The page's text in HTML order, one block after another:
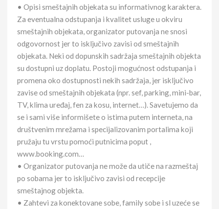
• Opisi smeštajnih objekata su informativnog karaktera.
Za eventualna odstupanja i kvalitet usluge u okviru
smeštajnih objekata, organizator putovanja ne snosi
odgovornost jer to isključivo zavisi od smeštajnih
objekata. Neki od dopunskih sadržaja smeštajnih objekta
su dostupni uz doplatu. Postoji mogućnost odstupanja i
promena oko dostupnosti nekih sadržaja, jer isključivo
zavise od smeštajnih objekata (npr. sef, parking, mini-bar,
TV, klima uređaj, fen za kosu, internet…). Savetujemo da
se i sami više informišete o istima putem interneta, na
društvenim mrežama i specijalizovanim portalima koji
pružaju tu vrstu pomoći putnicima poput ,
www.booking.com…
• Organizator putovanja ne može da utiče na razmeštaj
po sobama jer to isključivo zavisi od recepcije
smeštajnog objekta.
• Zahtevi za konektovane sobe, family sobe i sl uzeće se